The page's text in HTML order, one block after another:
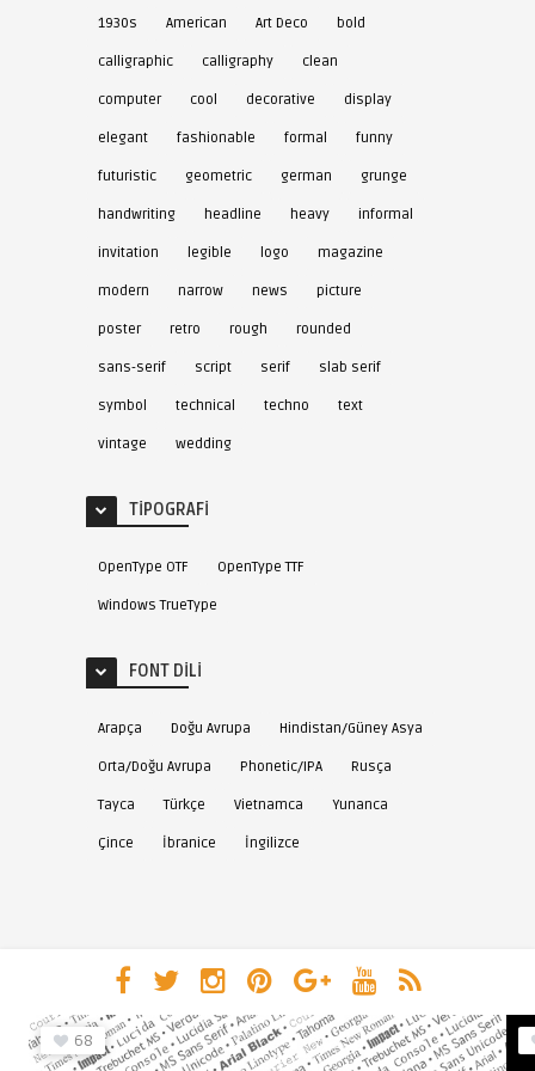
1930s American Art Deco bold
calligraphic calligraphy clean
computer cool decorative display
elegant fashionable formal funny
futuristic geometric german grunge
handwriting headline heavy informal
invitation legible logo magazine
modern narrow news picture
poster retro rough rounded
sans-serif script serif slab serif
symbol technical techno text
vintage wedding
TIPOGRAFI
OpenType OTF OpenType TTF
Windows TrueType
FONT DILI
Arapça Doğu Avrupa Hindistan/Güney Asya
Orta/Doğu Avrupa Phonetic/IPA Rusça
Tayca Türkçe Vietnamca Yunanca
Çince İbranice İngilizce
68